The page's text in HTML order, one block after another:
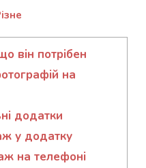
він потрібен
на
додатки
у додатку
на телефоні